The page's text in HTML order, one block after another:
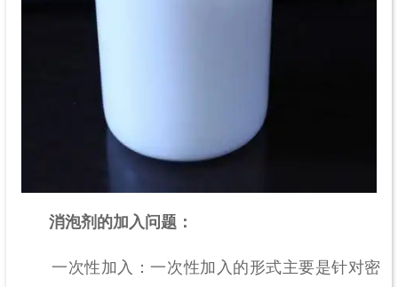
消泡剂的加入问题：
一次性加入：一次性加入的形式主要是针对密